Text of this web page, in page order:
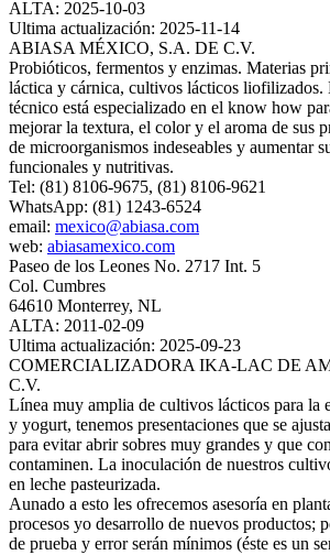
ALTA: 2025-10-03
Ultima actualización: 2025-11-14
ABIASA MÉXICO, S.A. DE C.V.
Probióticos, fermentos y enzimas. Materias
láctica y cárnica, cultivos lácticos liofilizados.
técnico está especializado en el know how
mejorar la textura, el color y el aroma de sus
de microorganismos indeseables y aumentar
funcionales y nutritivas.
Tel: (81) 8106-9675, (81) 8106-9621
WhatsApp: (81) 1243-6524
email: mexico@abiasa.com
web: abiasamexico.com
Paseo de los Leones No. 2717 Int. 5
Col. Cumbres
64610 Monterrey, NL
ALTA: 2011-02-09
Ultima actualización: 2025-09-23
COMERCIALIZADORA IKA-LAC DE
C.V.
Línea muy amplia de cultivos lácticos para la
y yogurt, tenemos presentaciones que se
para evitar abrir sobres muy grandes y que
contaminen. La inoculación de nuestros
en leche pasteurizada.
Aunado a esto les ofrecemos asesoría en
procesos yo desarrollo de nuevos productos;
de prueba y error serán mínimos (éste es un